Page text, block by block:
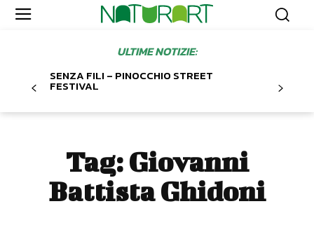
ULTIME NOTIZIE:
SENZA FILI – PINOCCHIO STREET
FESTIVAL
Tag: Giovanni
Battista Ghidoni